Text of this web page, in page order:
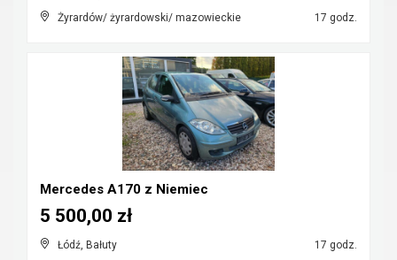
Żyrardów/ żyrardowski/ mazowieckie 17 godz.
Mercedes A170 z Niemiec
Łódź, Bałuty 17 godz.
5 500,00 zł